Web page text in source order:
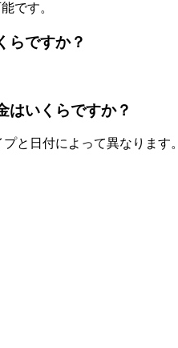
です。
らですか？
はいくらですか？
と日付によって異なります。